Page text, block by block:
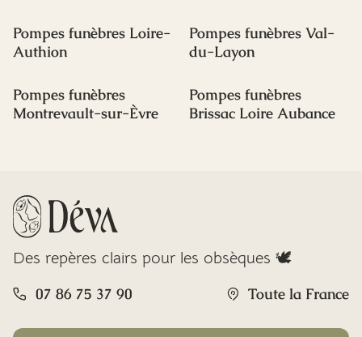
Pompes funèbres Loire-
Authion
Pompes funèbres Val-
du-Layon
Pompes funèbres
Montrevault-sur-Èvre
Pompes funèbres
Brissac Loire Aubance
Des repères clairs pour les obsèques 🕊️
07 86 75 37 90 Toute la France